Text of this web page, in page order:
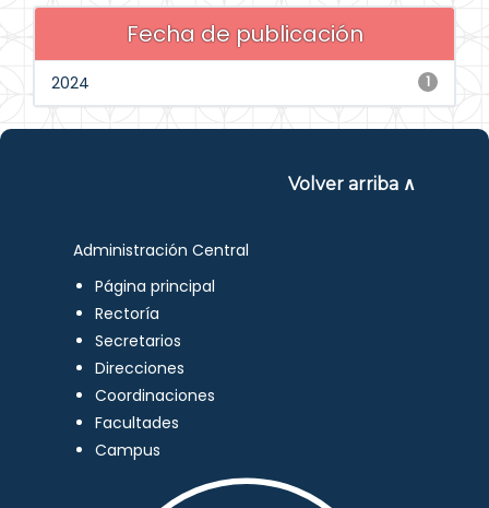
Fecha de publicación
1
2024
Volver arriba ∧
Administración Central
Página principal
Rectoría
Secretarios
Direcciones
Coordinaciones
Facultades
Campus